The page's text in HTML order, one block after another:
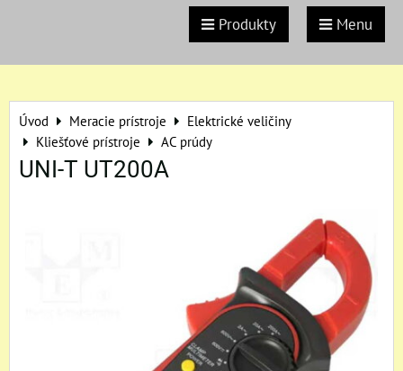
Produkty Menu
Úvod Meracie prístroje
Elektrické veličiny
Kliešťové prístroje
AC prúdy
UNI-T UT200A